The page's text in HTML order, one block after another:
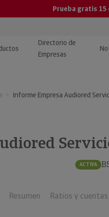
Prueba gratis 15
y ERP
· Recuperación de
Directorio de
Empresas
y tutoriales
Investigada
Informe Empresa Audiored
ACTIVA
Resumen Ratios y cuentas